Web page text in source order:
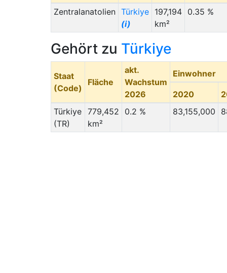
Zentralanatolien Türkiye
(i)
197,194
km²
0.35 %
Gehört zu Türkiye
Staat
(Code)
Fläche
akt.
Wachstum
2026
Einwohner
2020
Türkiye
(TR)
779,452
km²
0.2 % 83,155,000